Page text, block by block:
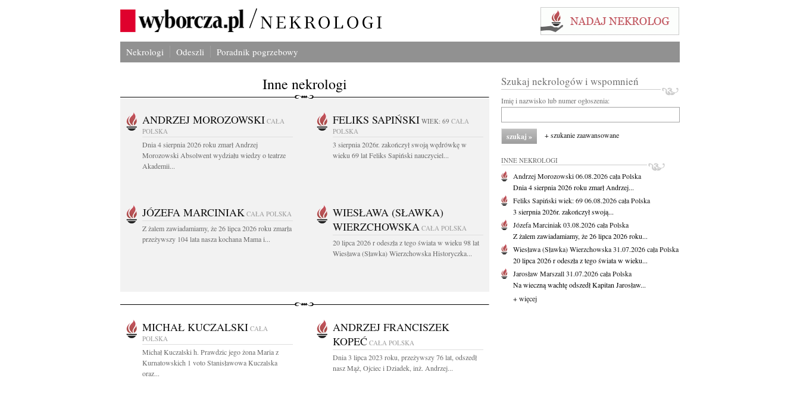
Nekrologi Odeszli Poradnik pogrzebowy
Inne nekrologi
ANDRZEJ MOROZOWSKI CAŁA
POLSKA
Dnia 4 sierpnia 2026 roku zmarł Andrzej
Morozowski Absolwent wydziału wiedzy o teatrze
Akademii...
FELIKS SAPIŃSKI WIEK: 69 CAŁA
POLSKA
3 sierpnia 2026r. zakończył swoją wędrówkę w
wieku 69 lat Feliks Sapiński nauczyciel...
JÓZEFA MARCINIAK CAŁA POLSKA
Z żalem zawiadamiamy, że 26 lipca 2026 roku zmarła
przeżywszy 104 lata nasza kochana Mama i...
WIESŁAWA (SŁAWKA)
WIERZCHOWSKA CAŁA POLSKA
20 lipca 2026 r odeszła z tego świata w wieku 98 lat
Wiesława (Sławka) Wierzchowska Historyczka...
MICHAŁ KUCZALSKI CAŁA
POLSKA
Michał Kuczalski h. Prawdzic jego żona Maria z
Kurnatowskich 1 voto Stanisławowa Kuczalska
oraz...
ANDRZEJ FRANCISZEK
KOPEĆ CAŁA POLSKA
Dnia 3 lipca 2023 roku, przeżywszy 76 lat, odszedł
nasz Mąż, Ojciec i Dziadek, inż. Andrzej...
Szukaj nekrologów i wspomnień
Imię i nazwisko lub numer ogłoszenia:
+ szukanie zaawansowane
INNE NEKROLOGI
Andrzej Morozowski06.08.2026cała Polska
Dnia 4 sierpnia 2026 roku zmarł Andrzej...
Feliks Sapińskiwiek: 6906.08.2026cała Polska
3 sierpnia 2026r. zakończył swoją...
Józefa Marciniak03.08.2026cała Polska
Z żalem zawiadamiamy, że 26 lipca 2026 roku...
Wiesława (Sławka) Wierzchowska31.07.2026cała Polska
20 lipca 2026 r odeszła z tego świata w wieku...
Jarosław Marszall31.07.2026cała Polska
Na wieczną wachtę odszedł Kapitan Jarosław...
+ więcej